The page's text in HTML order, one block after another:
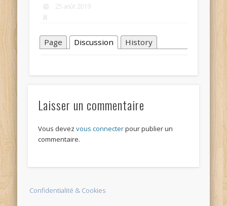
25 août 2019
Page Discussion History
Laisser un commentaire
Vous devez vous connecterpour publier un
commentaire.
Confidentialité & Cookies